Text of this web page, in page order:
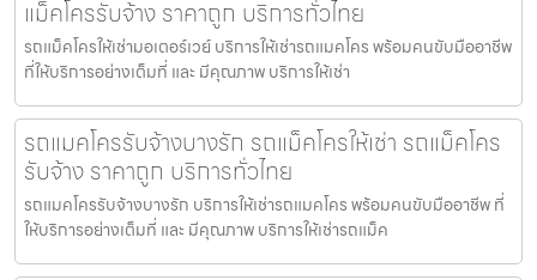
แม็คโครรับจ้าง ราคาถูก บริการทั่วไทย
รถแม็คโครให้เช่ามอเตอร์เวย์ บริการให้เช่ารถแมคโคร พร้อมคนขับมืออาชีพ
ที่ให้บริการอย่างเต็มที่ และ มีคุณภาพ บริการให้เช่า
รถแมคโครรับจ้างบางรัก รถแม็คโครให้เช่า รถแม็คโคร
รับจ้าง ราคาถูก บริการทั่วไทย
รถแมคโครรับจ้างบางรัก บริการให้เช่ารถแมคโคร พร้อมคนขับมืออาชีพ ที่
ให้บริการอย่างเต็มที่ และ มีคุณภาพ บริการให้เช่ารถแม็ค